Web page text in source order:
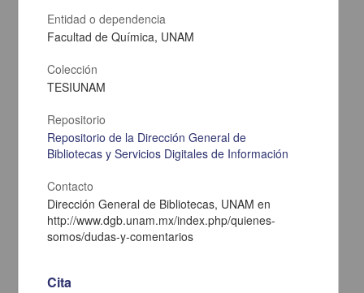
Obtención de composites a partir de residuos celulósicos
Chamu Muñoz, Adriana
Entidad o dependencia
Facultad de Química, UNAM
Colección
TESIUNAM
Repositorio
Repositorio de la Dirección General de
Bibliotecas y Servicios Digitales de Información
Contacto
Dirección General de Bibliotecas, UNAM en
http://www.dgb.unam.mx/index.php/quienes-
somos/dudas-y-comentarios
Cita